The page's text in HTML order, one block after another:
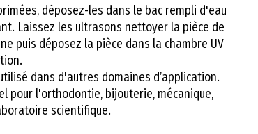
déposez-les dans le bac rempli d'eau
Laissez les ultrasons nettoyer la pièce de
puis déposez la pièce dans la chambre UV
dans d'autres domaines d’application.
pour l'orthodontie, bijouterie, mécanique,
scientifique.